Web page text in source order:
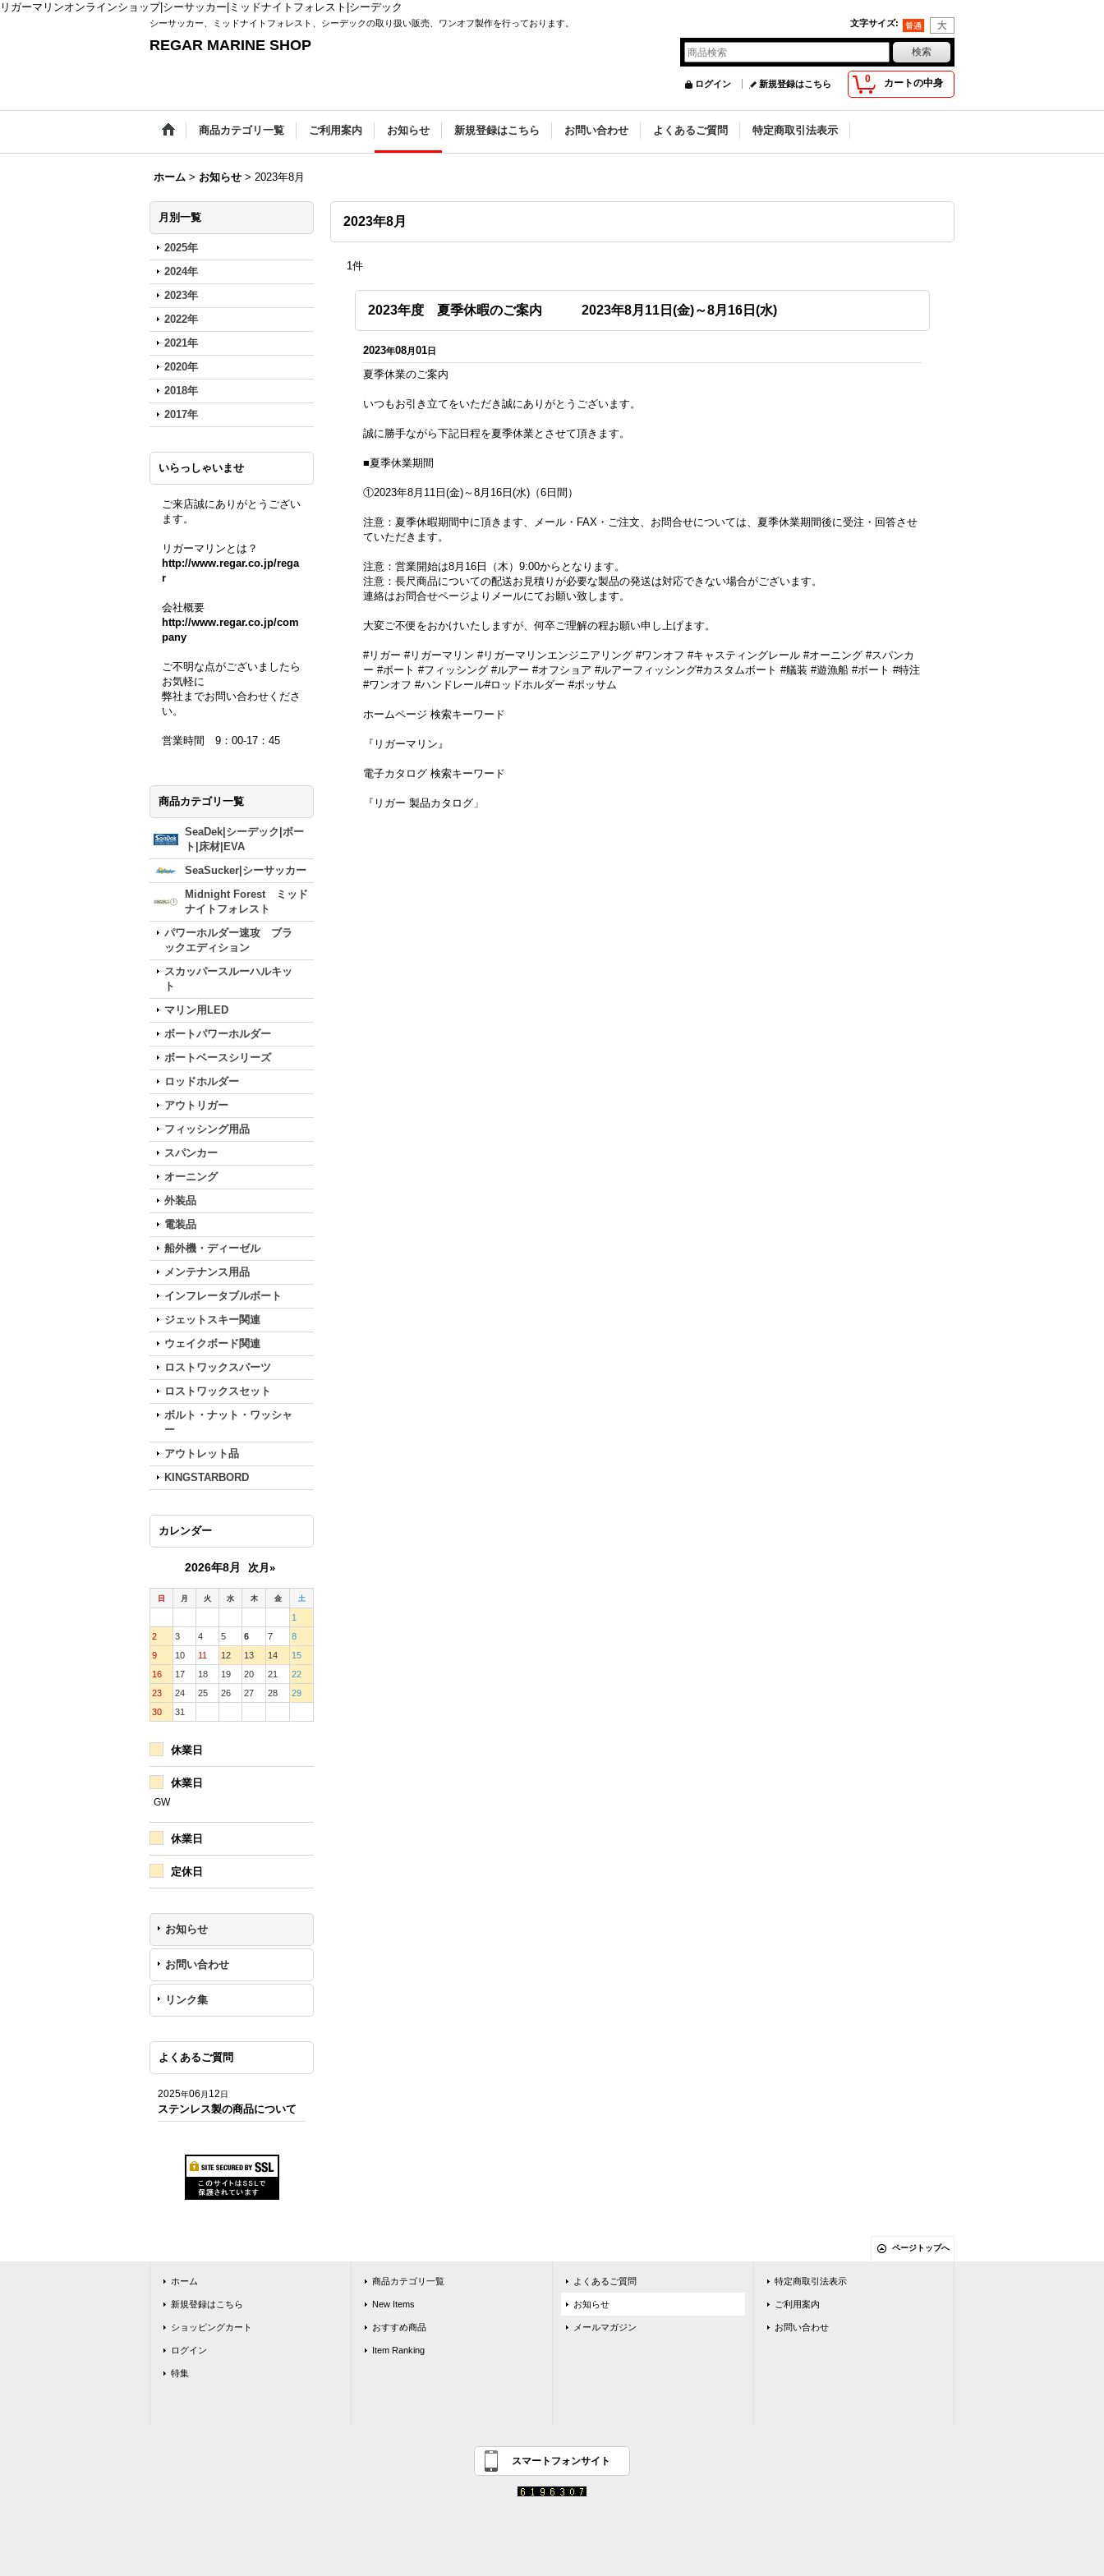
リガーマリンオンラインショップ|シーサッカー|ミッドナイトフォレスト|シーデック
シーサッカー、ミッドナイトフォレスト、シーデックの取り扱い販売、ワンオフ製作を行っております。 文字サイズ:
REGAR MARINE SHOP
0 カートの中身
ログイン 新規登録はこちら
商品カテゴリ一覧 ご利用案内 お知らせ 新規登録はこちら お問い合わせ よくあるご質問 特定商取引法表示
ホーム > お知らせ > 2023年8月
月別一覧
2025年
2024年
2023年
2022年
2021年
2020年
2018年
2017年
いらっしゃいませ
ご来店誠にありがとうござい
ます。
リガーマリンとは？
http://www.regar.co.jp/rega
r
会社概要
http://www.regar.co.jp/com
pany
ご不明な点がございましたら
お気軽に
弊社までお問い合わせくださ
い。
営業時間 9：00-17：45
商品カテゴリ一覧
SeaDek|シーデック|ボー
ト|床材|EVA
SeaSucker|シーサッカー
Midnight Forest ミッド
ナイトフォレスト
パワーホルダー速攻 ブラ
ックエディション
スカッパースルーハルキッ
ト
マリン用LED
ボートパワーホルダー
ボートベースシリーズ
ロッドホルダー
アウトリガー
フィッシング用品
スパンカー
オーニング
外装品
電装品
船外機・ディーゼル
メンテナンス用品
インフレータブルボート
ジェットスキー関連
ウェイクボード関連
ロストワックスパーツ
ロストワックスセット
ボルト・ナット・ワッシャ
ー
アウトレット品
KINGSTARBORD
カレンダー
2026年8月 次月»
日 月 火 水 木 金 土
1
2
3 4 5 6 7
8
9
10 11 12 13 14
15
16
17 18 19 20 21
22
23
24 25 26 27 28
29
30
31
休業日
休業日
GW
休業日
定休日
お知らせ
お問い合わせ
リンク集
よくあるご質問
2025年06 月 12日
ステンレス製の商品について
2023年8月
1件
2023年度 夏季休暇のご案内 2023年8月11日(金)～8月16日(水)
2023年08月01日
夏季休業のご案内
いつもお引き立てをいただき誠にありがとうございます。
誠に勝手ながら下記日程を夏季休業とさせて頂きます。
■夏季休業期間
①2023年8月11日(金)～8月16日(水)（6日間）
注意：夏季休暇期間中に頂きます、メール・FAX・ご注文、お問合せについては、夏季休業期間後に受注・回答させ
ていただきます。
注意：営業開始は8月16日（木）9:00からとなります。
注意：長尺商品についての配送お見積りが必要な製品の発送は対応できない場合がございます。
連絡はお問合せページよりメールにてお願い致します。
大変ご不便をおかけいたしますが、何卒ご理解の程お願い申し上げます。
#リガー #リガーマリン #リガーマリンエンジニアリング #ワンオフ #キャスティングレール #オーニング #スパンカ
ー #ボート #フィッシング #ルアー #オフショア #ルアーフィッシング#カスタムボート #艤装 #遊漁船 #ボート #特注
#ワンオフ #ハンドレール#ロッドホルダー #ポッサム
ホームページ 検索キーワード
『リガーマリン』
電子カタログ 検索キーワード
『リガー 製品カタログ」
ページトップへ
ホーム
新規登録はこちら
ショッピングカート
ログイン
特集
商品カテゴリ一覧
New Items
おすすめ商品
Item Ranking
よくあるご質問
お知らせ
メールマガジン
特定商取引法表示
ご利用案内
お問い合わせ
スマートフォンサイト